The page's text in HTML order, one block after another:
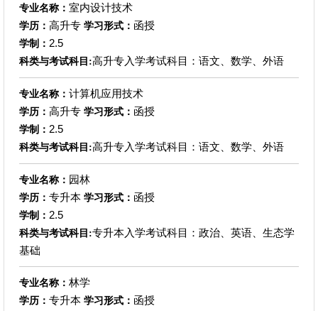
专业名称： 室内设计技术
学历： 高升专 学习形式： 函授
学制： 2.5
科类与考试科目:高升专入学考试科目：语文、数学、外语
专业名称： 计算机应用技术
学历： 高升专 学习形式： 函授
学制： 2.5
科类与考试科目:高升专入学考试科目：语文、数学、外语
专业名称： 园林
学历： 专升本 学习形式： 函授
学制： 2.5
科类与考试科目:专升本入学考试科目：政治、英语、生态学
基础
专业名称： 林学
学历： 专升本 学习形式： 函授